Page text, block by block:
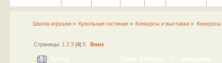
Школа игрушки» Кукольная гостиная » Конкурсы и выставки » Конкурсы
Страницы: 1 2 3[4] 5 Вниз
Автор Тема: Конкурс "Я - женщина..."